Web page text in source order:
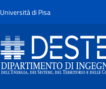
Università di PisaSlim